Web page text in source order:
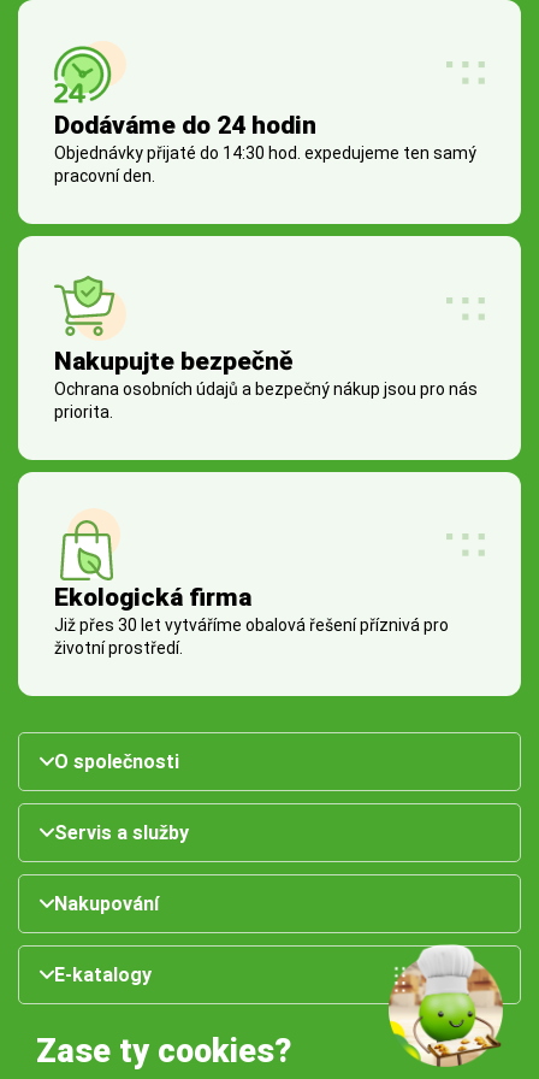
Dodáváme do 24 hodin
Objednávky přijaté do 14:30 hod. expedujeme ten samý
pracovní den.
Nakupujte bezpečně
Ochrana osobních údajů a bezpečný nákup jsou pro nás
priorita.
Ekologická firma
Již přes 30 let vytváříme obalová řešení příznivá pro
životní prostředí.
O společnosti
Servis a služby
Nakupování
E-katalogy
Zase ty cookies?